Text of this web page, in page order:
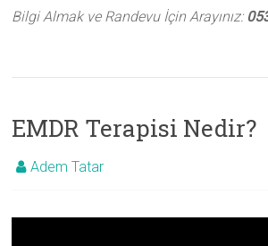
Bilgi Almak ve Randevu İçin Arayınız:
EMDR Terapisi Nedir?
Adem Tatar